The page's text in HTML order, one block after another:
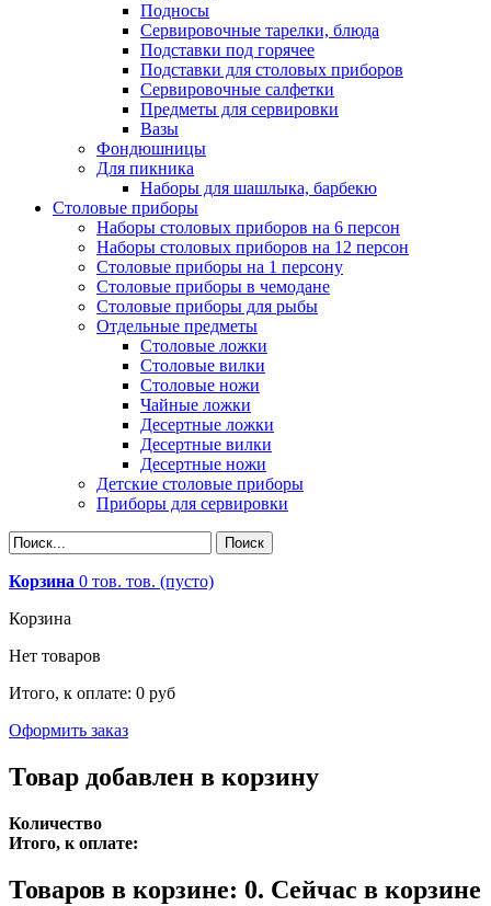
Подносы
Сервировочные тарелки, блюда
Подставки под горячее
Подставки для столовых приборов
Сервировочные салфетки
Предметы для сервировки
Вазы
Фондюшницы
Для пикника
Наборы для шашлыка, барбекю
Столовые приборы
Наборы столовых приборов на 6 персон
Наборы столовых приборов на 12 персон
Столовые приборы на 1 персону
Столовые приборы в чемодане
Столовые приборы для рыбы
Отдельные предметы
Столовые ложки
Столовые вилки
Столовые ножи
Чайные ложки
Десертные ложки
Десертные вилки
Десертные ножи
Детские столовые приборы
Приборы для сервировки
Корзина 0 тов. тов. (пусто)
Корзина
Нет товаров
Итого, к оплате: 0 руб
Оформить заказ
Товар добавлен в корзину
Количество
Итого, к оплате:
Товаров в корзине: 0. Сейчас в корзине